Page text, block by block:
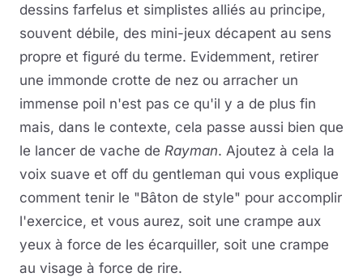
dessins farfelus et simplistes alliés au principe,
souvent débile, des mini-jeux décapent au sens
propre et figuré du terme. Evidemment, retirer
une immonde crotte de nez ou arracher un
immense poil n'est pas ce qu'il y a de plus fin
mais, dans le contexte, cela passe aussi bien que
le lancer de vache de Rayman. Ajoutez à cela la
voix suave et off du gentleman qui vous explique
comment tenir le "Bâton de style" pour accomplir
l'exercice, et vous aurez, soit une crampe aux
yeux à force de les écarquiller, soit une crampe
au visage à force de rire.